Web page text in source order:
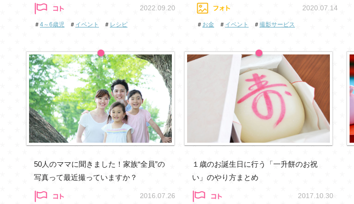
2022.09.20
＃4～6歳児 ＃ イベント ＃ レシピ
2020.07.14
＃ お金 ＃ イベント ＃撮影サービス
50人のママに聞きました！家族“全員”の
写真って最近撮っていますか？
2016.07.26
１歳のお誕生日に行う「一升餅のお祝
い」のやり方まとめ
2017.10.30